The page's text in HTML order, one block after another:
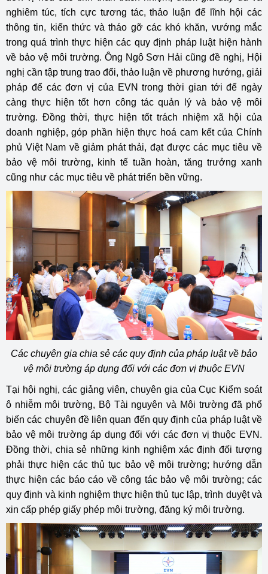
nghiêm túc, tích cực tương tác, thảo luận để lĩnh hội các
thông tin, kiến thức và tháo gỡ các khó khăn, vướng mắc
trong quá trình thực hiện các quy định pháp luật hiện hành
về bảo vệ môi trường. Ông Ngô Sơn Hải cũng đề nghị, Hội
nghị cần tập trung trao đổi, thảo luận về phương hướng, giải
pháp để các đơn vị của EVN trong thời gian tới để ngày
càng thực hiện tốt hơn công tác quản lý và bảo vệ môi
trường. Đồng thời, thực hiện tốt trách nhiệm xã hội của
doanh nghiệp, góp phần hiện thực hoá cam kết của Chính
phủ Việt Nam về giảm phát thải, đạt được các mục tiêu về
bảo vệ môi trường, kinh tế tuần hoàn, tăng trưởng xanh
cũng như các mục tiêu về phát triển bền vững.
Các chuyên gia chia sẻ các quy định của pháp luật về bảo
vệ môi trường áp dụng đối với các đơn vị thuộc EVN
Tại hội nghị, các giảng viên, chuyên gia của Cục Kiểm soát
ô nhiễm môi trường, Bộ Tài nguyên và Môi trường đã phổ
biến các chuyên đề liên quan đến quy định của pháp luật về
bảo vệ môi trường áp dụng đối với các đơn vị thuộc EVN.
Đồng thời, chia sẻ những kinh nghiệm xác định đối tượng
phải thực hiện các thủ tục bảo vệ môi trường; hướng dẫn
thực hiện các báo cáo về công tác bảo vệ môi trường; các
quy định và kinh nghiệm thực hiện thủ tục lập, trình duyệt và
xin cấp phép giấy phép môi trường, đăng ký môi trường.